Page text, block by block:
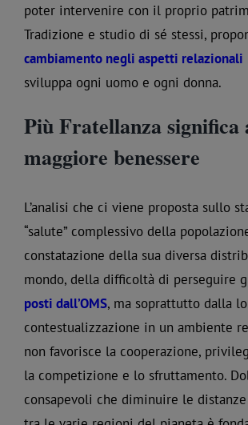
poter intervenire con il proprio
Tradizione e studio di sé stessi,
cambiamento negli aspetti relazionali
sviluppa ogni uomo e ogni donna.
Più Fratellanza significa
maggiore benessere
L’analisi che ci viene proposta sullo
“salute” complessivo della
constatazione della sua diversa
mondo, della difficoltà di perseguire
posti dall’OMS, ma soprattutto dalla
contestualizzazione in un ambiente
non favorisce la cooperazione,
la competizione e lo sfruttamento.
consapevoli che diminuire le